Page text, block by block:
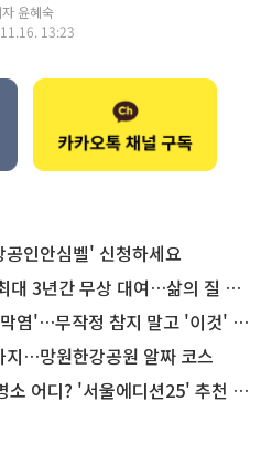
윤혜숙
13:23
인안심벨' 신청하세요
3년간 무상 대여…삶의 질 높인다
무작정 참지 말고 '이것' 해보세요!
지…망원한강공원 알짜 코스
어디? '서울에디션25' 추천 코스